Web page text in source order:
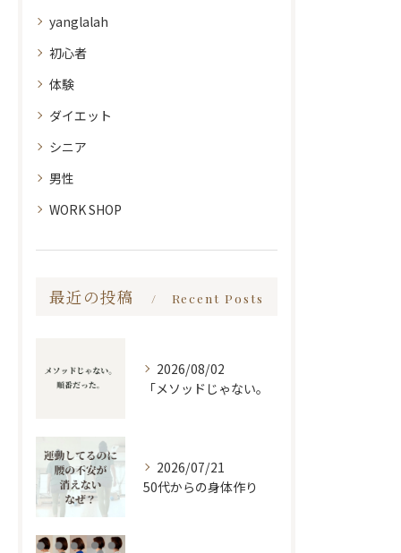
yanglalah
初心者
体験
ダイエット
シニア
男性
WORK SHOP
最近の投稿 Recent Posts
2026/08/02
「メソッドじゃない。
2026/07/21
50代からの身体作り